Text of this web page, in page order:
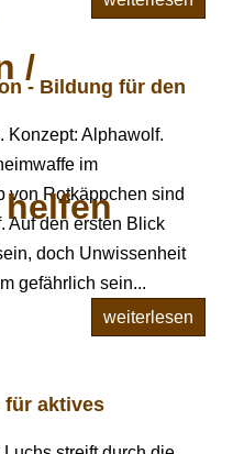
/- Bildung für den
Konzept: Alphawolf.
im
Rotkäppchen sind
Auf den ersten Blick
doch Unwissenheit
gefährlich sein...
weiterlesen
für aktives